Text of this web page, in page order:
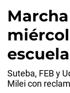
Suteba, FEB y
Milei con